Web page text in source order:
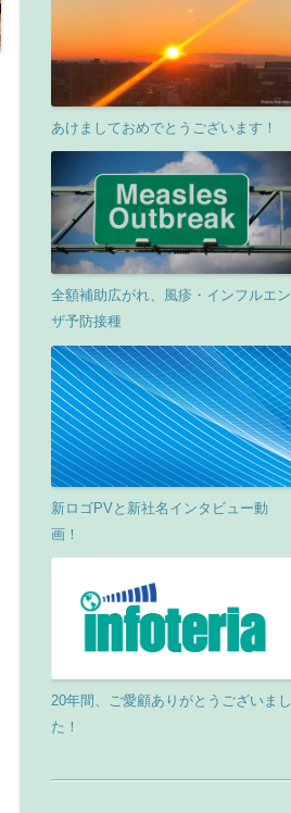
あけましておめでとうございます！
全額補助広がれ、風疹・インフルエン
ザ予防接種
新ロゴPVと新社名インタビュー動
画！
20年間、ご愛顧ありがとうございまし
た！